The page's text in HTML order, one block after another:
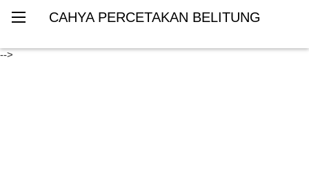
-->
CAHYA PERCETAKAN BELITUNG